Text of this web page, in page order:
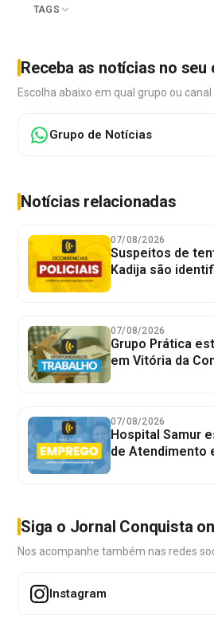
TAGS
Receba as notícias no seu
Escolha abaixo em qual grupo ou
Grupo de Notícias
Notícias relacionadas
07/08/2026
Suspeitos de
Kadija são
07/08/2026
Grupo Prática
em Vitória da
07/08/2026
Hospital Samur
de Atendimento
Siga o Jornal Conquista
Nos acompanhe também nas redes
Instagram